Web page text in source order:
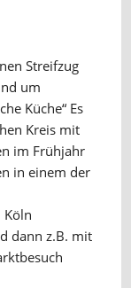
Streifzug
um
Küche“ Es
Kreis mit
im Frühjahr
in einem der
Köln
dann z.B. mit